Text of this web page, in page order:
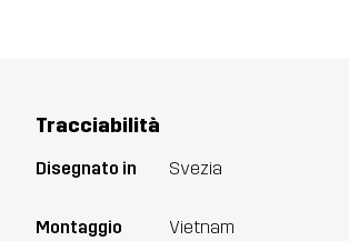
Tracciabilità
Disegnato in Svezia
Montaggio Vietnam